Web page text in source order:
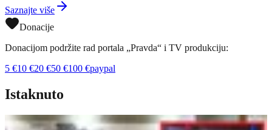
Saznajte više
Donacije
Donacijom podržite rad portala „Pravda“ i TV produkciju:
5 €10 €20 €50 €100 €paypal
Istaknuto